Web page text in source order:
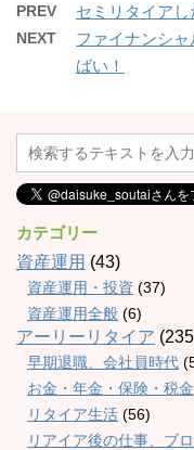
PREV セミリタイア
NEXT
ファイナンシ
ばい！
カテゴリー
資産運用 (43)
資産運用・投資 (37)
資産運用全般 (6)
アーリーリタイア
早期退職、会社員時代
お金・年金・保険・税金
リタイア生活 (56)
リアイア後の仕事、ブ